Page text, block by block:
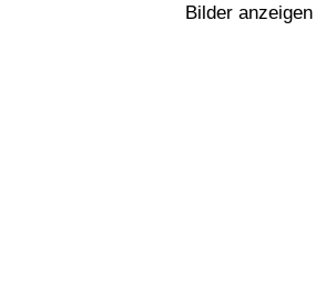
Bilder anzeigen